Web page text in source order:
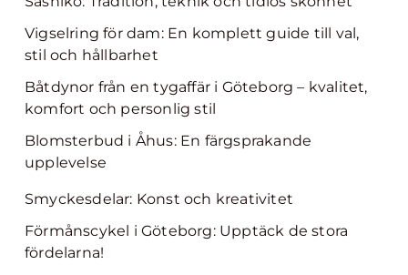
Vigselring för dam: En komplett guide till val,
stil och hållbarhet
Båtdynor från en tygaffär i Göteborg – kvalitet,
komfort och personlig stil
Blomsterbud i Åhus: En färgsprakande
upplevelse
Smyckesdelar: Konst och kreativitet
Förmånscykel i Göteborg: Upptäck de stora
fördelarna!